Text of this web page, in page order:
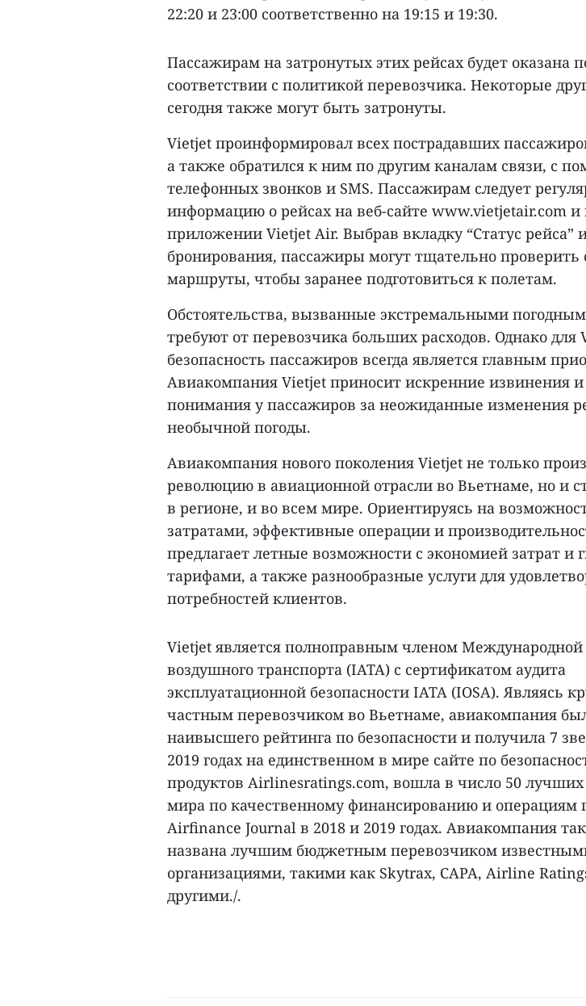
22:20 и 23:00 соответственно на 19:15 и 19:30.
Пассажирам на затронутых этих рейсах будет оказана
соответствии с политикой перевозчика. Некоторые
сегодня также могут быть затронуты.
Vietjet проинформировал всех пострадавших
а также обратился к ним по другим каналам связи, с
телефонных звонков и SMS. Пассажирам следует
информацию о рейсах на веб-сайте www.vietjetair.com
приложении Vietjet Air. Выбрав вкладку “Статус рейса”
бронирования, пассажиры могут тщательно проверить
маршруты, чтобы заранее подготовиться к полетам.
Обстоятельства, вызванные экстремальными
требуют от перевозчика больших расходов. Однако для
безопасность пассажиров всегда является главным
Авиакомпания Vietjet приносит искренние извинения и
понимания у пассажиров за неожиданные изменения
необычной погоды.
Авиакомпания нового поколения Vietjet не только
революцию в авиационной отрасли во Вьетнаме, но и
в регионе, и во всем мире. Ориентируясь на
затратами, эффективные операции и
предлагает летные возможности с экономией затрат и
тарифами, а также разнообразные услуги для
потребностей клиентов.
Vietjet является полноправным членом Международной
воздушного транспорта (IATA) с сертификатом аудита
эксплуатационной безопасности IATA (IOSA). Являясь
частным перевозчиком во Вьетнаме, авиакомпания
наивысшего рейтинга по безопасности и получила 7
2019 годах на единственном в мире сайте по
продуктов Airlinesratings.com, вошла в число 50
мира по качественному финансированию и операциям
Airfinance Journal в 2018 и 2019 годах. Авиакомпания
названа лучшим бюджетным перевозчиком
организациями, такими как Skytrax, CAPA, Airline
другими./.